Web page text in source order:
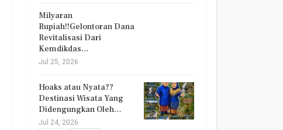
Milyaran
Rupiah!!Gelontoran Dana
Revitalisasi Dari
Kemdikdas…
Jul 25, 2026
Hoaks atau Nyata??
Destinasi Wisata Yang
Didengungkan Oleh…
Jul 24, 2026